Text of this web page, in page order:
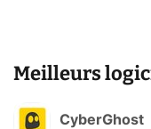
Meilleurs
CyberGhost